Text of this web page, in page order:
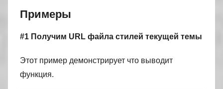
Примеры
#1 Получим URL файла стилей текущей темы
Этот пример демонстрирует что выводит
функция.